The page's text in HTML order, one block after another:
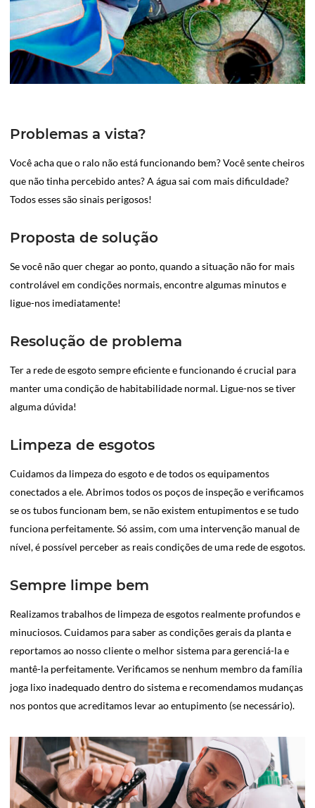
Problemas a vista?
Você acha que o ralo não está funcionando bem? Você sente cheiros
que não tinha percebido antes? A água sai com mais dificuldade?
Todos esses são sinais perigosos!
Proposta de solução
Se você não quer chegar ao ponto, quando a situação não for mais
controlável em condições normais, encontre algumas minutos e
ligue-nos imediatamente!
Resolução de problema
Ter a rede de esgoto sempre eficiente e funcionando é crucial para
manter uma condição de habitabilidade normal. Ligue-nos se tiver
alguma dúvida!
Limpeza de esgotos
Cuidamos da limpeza do esgoto e de todos os equipamentos
conectados a ele. Abrimos todos os poços de inspeção e verificamos
se os tubos funcionam bem, se não existem entupimentos e se tudo
funciona perfeitamente. Só assim, com uma intervenção manual de
nível, é possível perceber as reais condições de uma rede de esgotos.
Sempre limpe bem
Realizamos trabalhos de limpeza de esgotos realmente profundos e
minuciosos. Cuidamos para saber as condições gerais da planta e
reportamos ao nosso cliente o melhor sistema para gerenciá-la e
mantê-la perfeitamente. Verificamos se nenhum membro da família
joga lixo inadequado dentro do sistema e recomendamos mudanças
nos pontos que acreditamos levar ao entupimento (se necessário).